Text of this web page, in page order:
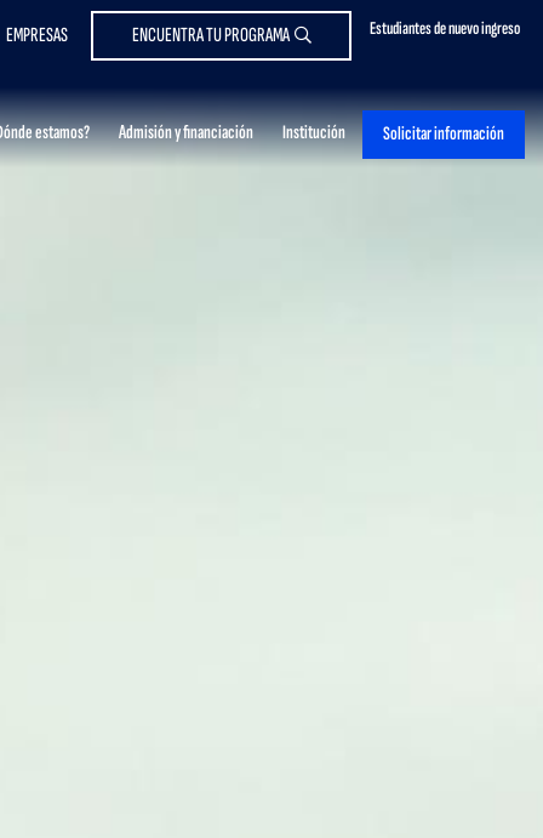
Estudiantes de nuevo ingreso
EMPRESAS ENCUENTRA TU PROGRAMA
estamos? Admisión y financiación Institución Solicitar información